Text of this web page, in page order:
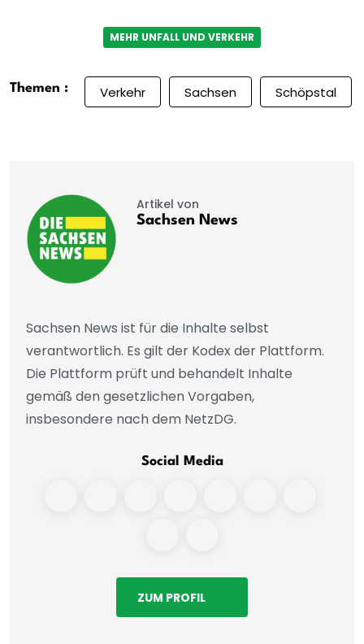
MEHR UNFALL UND VERKEHR
Themen : Verkehr Sachsen Schöpstal
Artikel von
Sachsen News
Sachsen News ist für die Inhalte selbst
verantwortlich. Es gilt der Kodex der Plattform.
Die Plattform prüft und behandelt Inhalte
gemäß den gesetzlichen Vorgaben,
insbesondere nach dem NetzDG.
Social Media
ZUM PROFIL